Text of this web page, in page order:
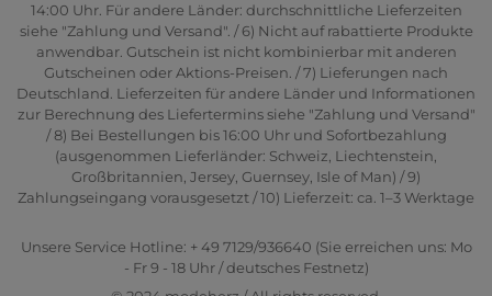
14:00 Uhr. Für andere Länder: durchschnittliche Lieferzeiten
siehe "Zahlung und Versand". / 6) Nicht auf rabattierte Produkte
anwendbar. Gutschein ist nicht kombinierbar mit anderen
Gutscheinen oder Aktions-Preisen. / 7) Lieferungen nach
Deutschland. Lieferzeiten für andere Länder und Informationen
zur Berechnung des Liefertermins siehe "Zahlung und Versand"
/ 8) Bei Bestellungen bis 16:00 Uhr und Sofortbezahlung
(ausgenommen Lieferländer: Schweiz, Liechtenstein,
Großbritannien, Jersey, Guernsey, Isle of Man) / 9)
Zahlungseingang vorausgesetzt / 10) Lieferzeit: ca. 1–3 Werktage
Unsere Service Hotline: + 49 7129/936640 (Sie erreichen uns: Mo
- Fr 9 - 18 Uhr / deutsches Festnetz)